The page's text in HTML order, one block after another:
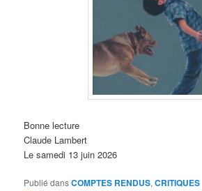
Bonne lecture
Claude Lambert
Le samedi 13 juin 2026
Publié dansCOMPTES RENDUS,CRITIQUES